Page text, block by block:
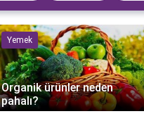
Yemek
Organik ürünler neden
pahalı?